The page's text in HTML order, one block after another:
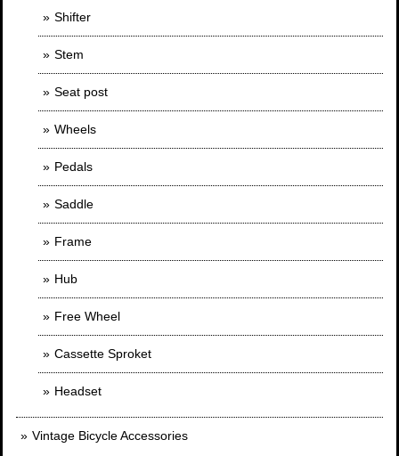
Shifter
Stem
Seat post
Wheels
Pedals
Saddle
Frame
Hub
Free Wheel
Cassette Sproket
Headset
Vintage Bicycle Accessories